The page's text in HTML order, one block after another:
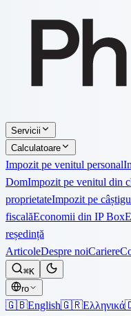
Servicii
Calculatoare
Impozit pe venitul personal
DomImpozit pe venitul din
proprietateImpozit pe
fiscalăEconomii din IP Box
reședință
ArticoleDespre noiCariere
⌘K
ro
🇬🇧English🇬🇷Ελληνικά